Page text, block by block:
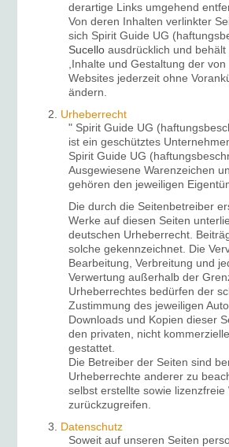
derartige Links umgehend
Von deren Inhalten verlinkter
sich Spirit Guide UG
Sucello ausdrücklich und
,Inhalte und Gestaltung der
Websites jederzeit ohne
ändern.
Urheberrecht
" Spirit Guide UG
ist ein geschütztes
Spirit Guide UG
Ausgewiesene Warenzeichen
gehören den jeweiligen
Die durch die Seitenbetreiber
Werke auf diesen Seiten
deutschen Urheberrecht.
solche gekennzeichnet. Die
Bearbeitung, Verbreitung und
Verwertung außerhalb der
Urheberrechtes bedürfen der
Zustimmung des jeweiligen
Downloads und Kopien dieser
den privaten, nicht
gestattet.
Die Betreiber der Seiten sind
Urheberrechte anderer zu
selbst erstellte sowie lizenzfreie
zurückzugreifen.
Datenschutz
Soweit auf unseren Seiten